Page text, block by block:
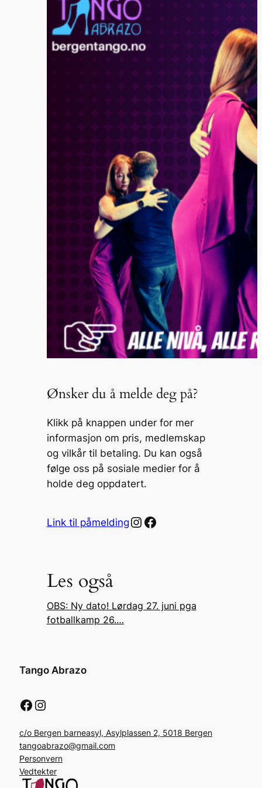
Ønsker du å melde deg på?
Klikk på knappen under for mer
informasjon om pris, medlemskap
og vilkår til betaling. Du kan også
følge oss på sosiale medier for å
holde deg oppdatert.
Link til påmeldingInstagram Facebook
Les også
OBS: Ny dato! Lørdag 27. juni pga
fotballkamp 26.…
Tango Abrazo
Facebook Instagram
c/o Bergen barneasyl, Asylplassen 2, 5018 Bergen
tangoabrazo@gmail.com
Personvern
Vedtekter